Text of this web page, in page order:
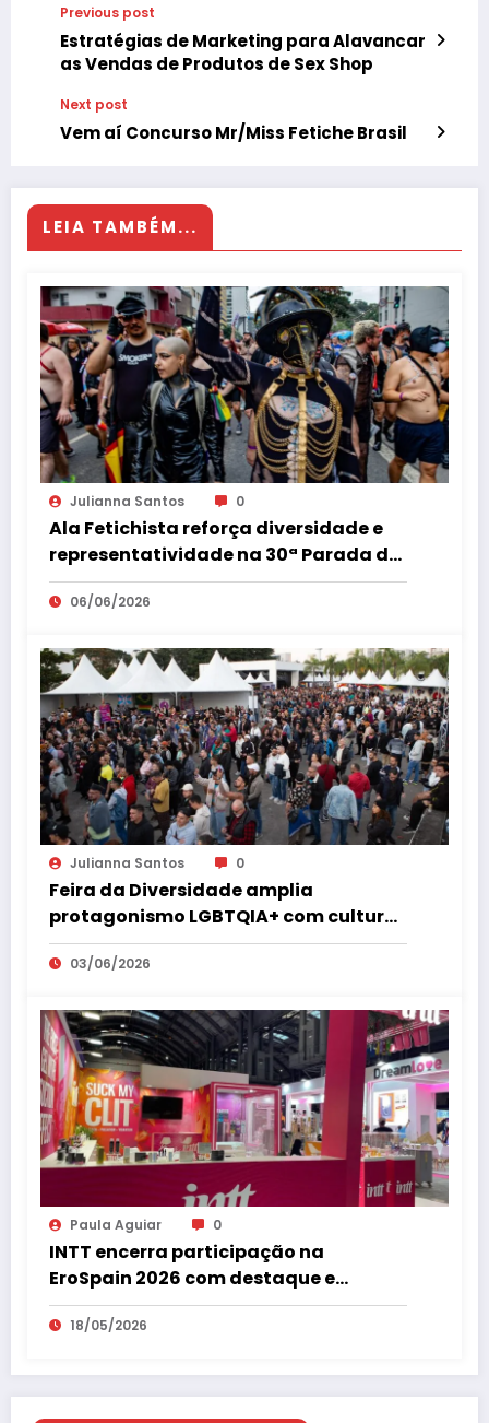
Previous post
Estratégias de Marketing para Alavancar
as Vendas de Produtos de Sex Shop
Next post
Vem aí Concurso Mr/Miss Fetiche Brasil
LEIA TAMBÉM...
Julianna Santos 0
Ala Fetichista reforça diversidade e
representatividade na 30ª Parada do
Orgulho LGBT+ de São Paulo
06/06/2026
Julianna Santos 0
Feira da Diversidade amplia
protagonismo LGBTQIA+ com cultura,
empreendedorismo, cidadania e
espaço 18+ no coração de São Paulo
03/06/2026
Paula Aguiar 0
INTT encerra participação na
EroSpain 2026 com destaque e
repercussão internacional
18/05/2026